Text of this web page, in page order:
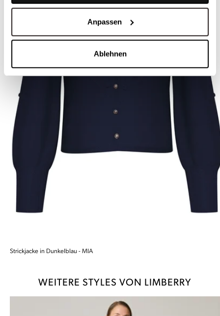
Anpassen
Ablehnen
Strickjacke in Dunkelblau - MIA
WEITERE STYLES VON LIMBERRY